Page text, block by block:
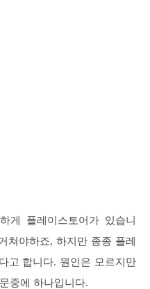
게 플레이스토어가 있습니
쳐야하죠, 하지만 종종 플레
고 합니다. 원인은 모르지만
중에 하나입니다.